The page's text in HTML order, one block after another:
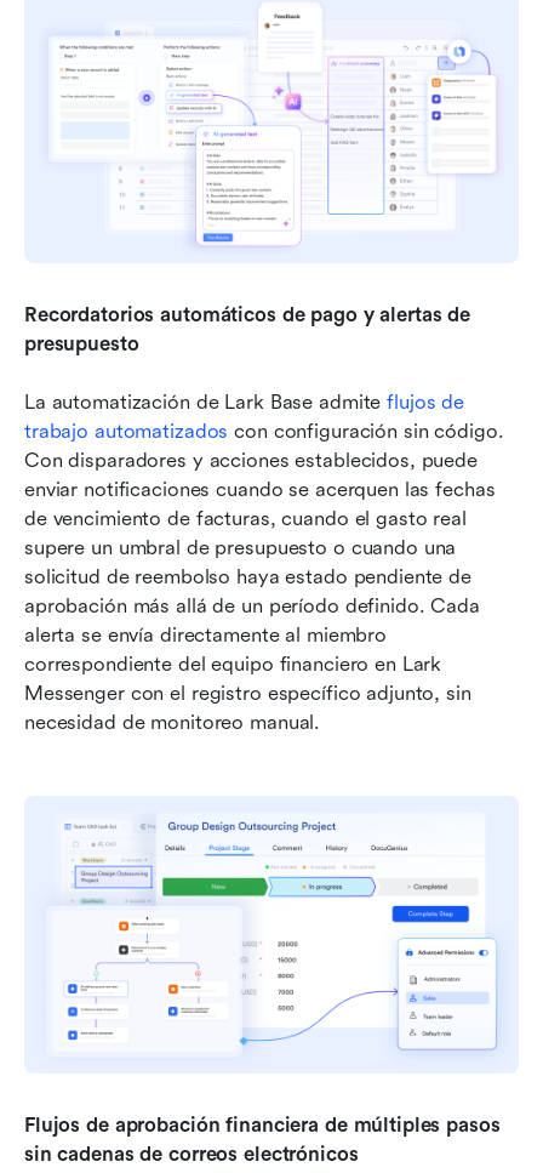
Recordatorios automáticos de pago y alertas de
presupuesto
La automatización de Lark Base admite flujos de
trabajo automatizados con configuración sin código.
Con disparadores y acciones establecidos, puede
enviar notificaciones cuando se acerquen las fechas
de vencimiento de facturas, cuando el gasto real
supere un umbral de presupuesto o cuando una
solicitud de reembolso haya estado pendiente de
aprobación más allá de un período definido. Cada
alerta se envía directamente al miembro
correspondiente del equipo financiero en Lark
Messenger con el registro específico adjunto, sin
necesidad de monitoreo manual.
Flujos de aprobación financiera de múltiples pasos
sin cadenas de correos electrónicos